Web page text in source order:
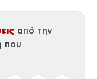
από την
που